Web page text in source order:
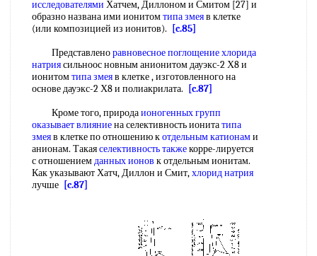
исследователями Хатчем, Диллоном и Смитом [27] и
образно названа ими ионитомтипа змеяв клетке
(или композицией из ионитов).
[c.85]
Представленоравновесное поглощениехлорида
натриясильноос новным анионитом дауэкс-2 Х8 и
ионитомтипа змеяв клетке , изготовленного на
основе дауэкс-2 Х8 и полиакрилата.
[c.87]
Кроме того, природаионогенных групп
оказывает влияниена селективность ионитатипа
змеяв клетке по отношению котдельным катионами
анионам. Такаяселективность такжекорре-лируется
с отношениемданных ионов к отдельным ионитам.
Как указывают Хатч, Диллон и Смит,хлорид натрия
лучше [c.87]